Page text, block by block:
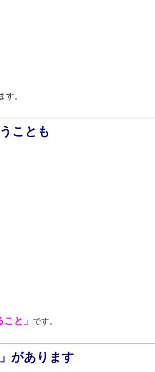
す。
ことも
と」 です。
があります